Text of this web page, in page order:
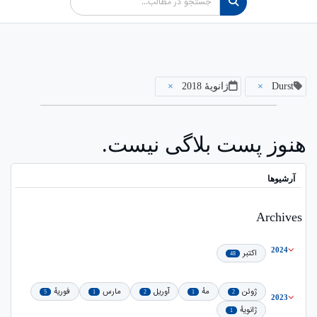
Durst
× ژانویهٔ 2018 ×
هنوز پست بلاگی نیست.
آرشیوها
Archives
2024 اکتبر 48
2023 ژوئن 2 مهٔ 1 آوریل 2 مارس 1 فوریهٔ 5
ژانویهٔ 1